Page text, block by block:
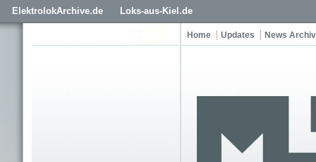
ElektrolokArchive.de Loks-aus-Kiel.de
Home Updates News Archiv